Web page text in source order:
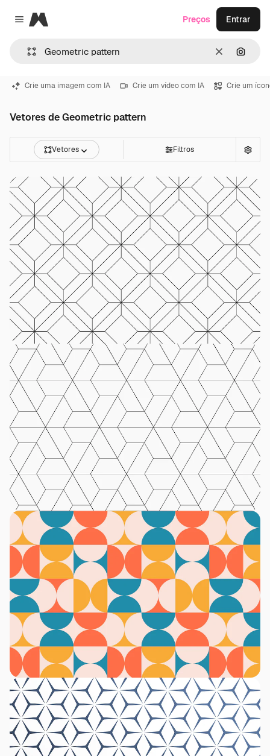
Close menu
Magnific
Limpar
Preços Entrar
Crie uma imagem com IA Crie um vídeo com IA Crie um
Vetores de Geometric pattern
Vetores Filtros